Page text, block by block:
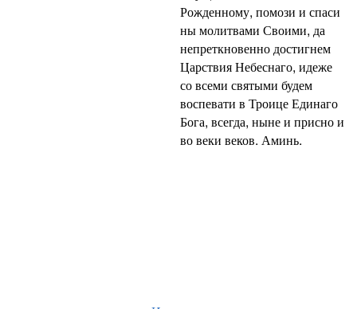
Рожденному, помози и спаси
ны молитвами Своими, да
непреткновенно достигнем
Царствия Небеснаго, идеже
со всеми святыми будем
воспевати в Троице Единаго
Бога, всегда, ныне и присно и
во веки веков. Аминь.